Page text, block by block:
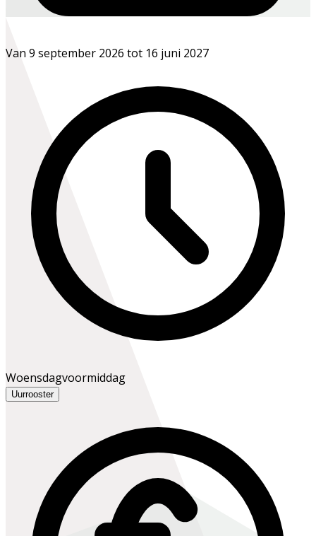
Van 9 september 2026 tot 16 juni 2027
Woensdagvoormiddag
Uurrooster